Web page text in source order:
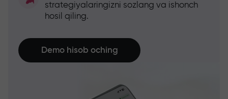
strategiyalaringizni sozlang va ishonch
hosil qiling.
Demo hisob oching